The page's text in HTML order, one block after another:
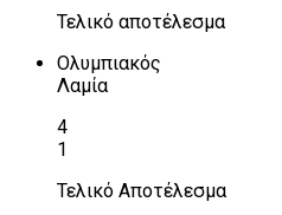
Τελικό αποτέλεσμα
Ολυμπιακός
Λαμία
4
1
Τελικό Αποτέλεσμα